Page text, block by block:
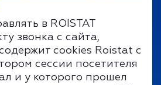
в ROISTAT
звонка с сайта,
cookies Roistat c
сессии посетителя
и у которого прошел